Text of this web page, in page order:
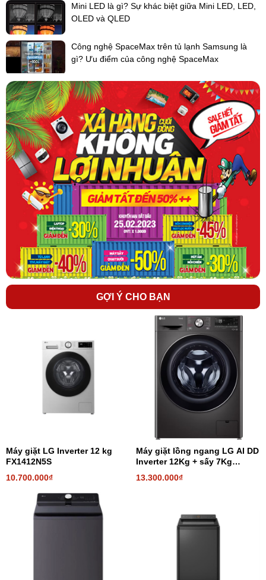
Truyền động DD Inverter
Siêu tiết kiệm điện với
nghệ này tối ưu công suất giặt, tốc độ quay và thời gian giặt giúp
tiết kiệm điện năng 45% và tiết kiệm nước đến 55%.
Chế độ yêu thích
Ghi nhớ chương trình giặt thường, giúp việc vận hành máy trở nên
thật đơn giản chỉ bằng một nút bấm.
Tính năng sấy có thể tùy chỉnh nhiệt độ và thời gian sấy, giúp hạn
chế nếp nhăn và tình trạng co rút, hỏng dáng áo.
Lồng giặt vân kim cương phủ ion Bạc
Lồng giặt kim cương đặc biệt giúp loại bỏ đến 95% vi khuẩn, nấm
mốc, tác nhân gây dị ứng da, làm sạch sợi vải bằng nước ở nhiệt
Mini LED là gì? Sự khác biệt giữa Mini LED, LED,
OLED và QLED
Công nghệ SpaceMax trên tủ lạnh Samsung là
gì? Ưu điểm của công nghệ SpaceMax
GỢI Ý CHO BẠN
Máy giặt LG Inverter 12 kg
FX1412N5S
10.700.000₫
Máy giặt lồng ngang LG AI DD
Inverter 12Kg + sấy 7Kg
FV1412H3BA
13.300.000₫